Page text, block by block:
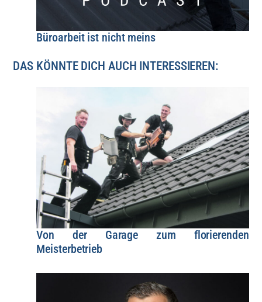
Büroarbeit ist nicht meins
DAS KÖNNTE DICH AUCH INTERESSIEREN:
Von der Garage zum florierenden
Meisterbetrieb